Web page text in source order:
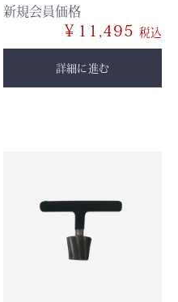
新規会員価格
￥11,495
詳細に進む